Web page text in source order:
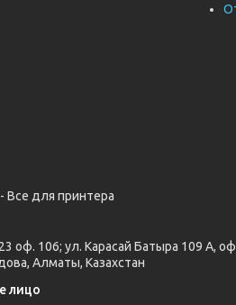
Все для принтера
оф. 106; ул. Карасай Батыра 109 А,
Алматы, Казахстан